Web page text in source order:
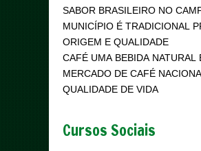
SABOR BRASILEIRO NO
MUNICÍPIO É TRADICIONAL
ORIGEM E QUALIDADE
CAFÉ UMA BEBIDA NATURAL
MERCADO DE CAFÉ
QUALIDADE DE VIDA
Cursos Sociais